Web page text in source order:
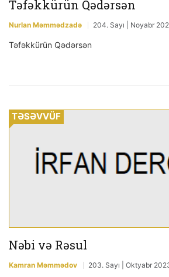
Təfəkkürün Qədərsən
Nurlan Məmmədzadə 204. Sayı | Noyabr
Təfəkkürün Qədərsən
TƏSƏVVÜF
Nəbi və Rəsul
Kamran Məmmədov 203. Sayı | Oktyabr